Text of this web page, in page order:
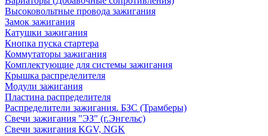
Высоковольтные провода зажигания
Замок зажигания
Катушки зажигания
Кнопка пуска стартера
Коммутаторы зажигания
Комплектующие для системы зажигания
Крышка распределителя
Модули зажигания
Пластина распределителя
Распределители зажигания. БЗС (Трамберы)
Свечи зажигания "ЭЗ" (г.Энгельс)
Свечи зажигания KGV, NGK